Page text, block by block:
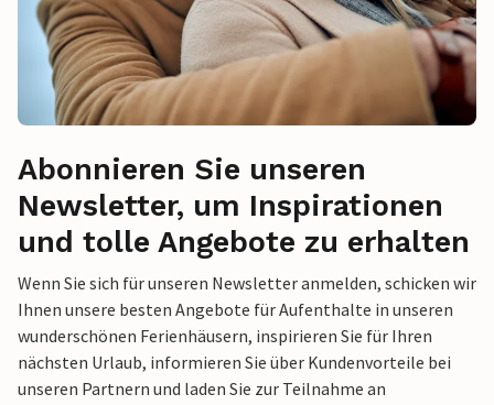
Abonnieren Sie unseren
Newsletter, um Inspirationen
und tolle Angebote zu erhalten
Wenn Sie sich für unseren Newsletter anmelden, schicken wir
Ihnen unsere besten Angebote für Aufenthalte in unseren
wunderschönen Ferienhäusern, inspirieren Sie für Ihren
nächsten Urlaub, informieren Sie über Kundenvorteile bei
unseren Partnern und laden Sie zur Teilnahme an